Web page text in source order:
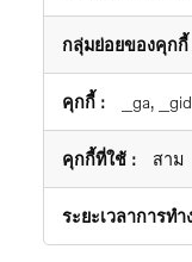
_ga, _gid
สาม